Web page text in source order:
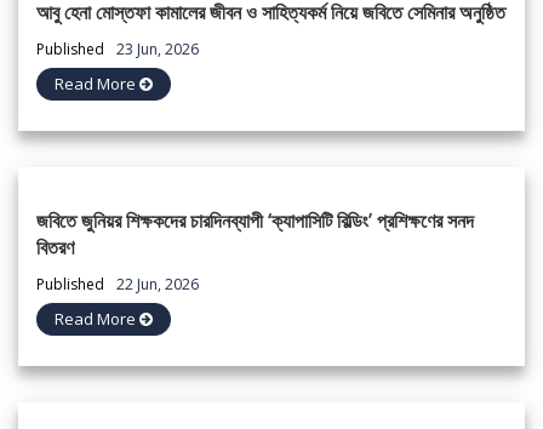
আবু হেনা মোস্তফা কামালের জীবন ও সাহিত্যকর্ম নিয়ে জবিতে সেমিনার অনুষ্ঠিত
Published 23 Jun, 2026
Read More
জবিতে জুনিয়র শিক্ষকদের চারদিনব্যাপী ‘ক্যাপাসিটি বিল্ডিং’ প্রশিক্ষণের সনদ
বিতরণ
Published 22 Jun, 2026
Read More